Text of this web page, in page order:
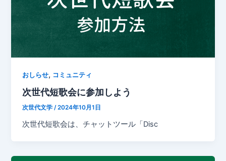
おしらせ, コミュニティ
次世代短歌会に参加しよう
次世代文学/2024年10月1日
次世代短歌会は、チャットツール「Disc